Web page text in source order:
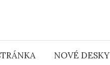
NOVÉ DESKY